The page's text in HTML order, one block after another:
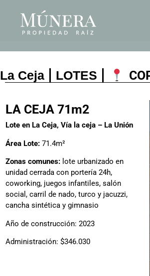
La Ceja LOTES
LA CEJA 71m2
Lote en La Ceja, Vía la ceja – La Unión
Área Lote: 71.4m²
Zonas comunes: lote urbanizado en
unidad cerrada con portería 24h,
coworking, juegos infantiles, salón
social, carril de nado, turco y jacuzzi,
cancha sintética y gimnasio
Año de construcción: 2023
Administración: $346.030